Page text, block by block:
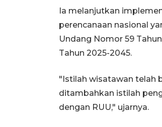
Ia melanjutkan
perencanaan nasional
Undang Nomor 59
Tahun 2025-2045.
"Istilah wisatawan telah
ditambahkan istilah
dengan RUU," ujarnya.